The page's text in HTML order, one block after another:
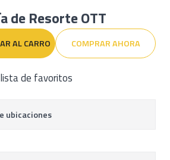
de Resorte OTT
AL CARRO COMPRAR AHORA
de favoritos
ubicaciones